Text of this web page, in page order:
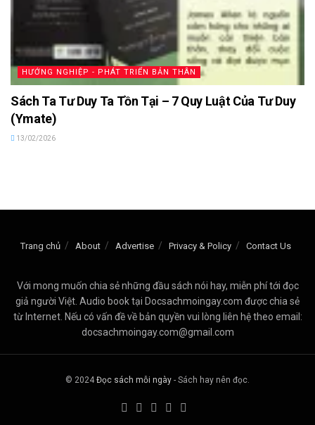
HƯỚNG NGHIỆP - PHÁT TRIỂN BẢN THÂN
Sách Ta Tư Duy Ta Tồn Tại – 7 Quy Luật Của Tư Duy
(Ymate)
13/02/2026
Trang chủ About Advertise Privacy & Policy Contact Us
Với mong muốn chia sẻ những đầu sách nói hay, miễn phí tới đọc
giả người Việt. Audio book tại Docsachmoingay.com được chia sẻ
từ Internet. Nếu có vấn đề về bản quyền vui lòng liên hệ theo email:
docsachmoingay.com@gmail.com
© 2024 Đọc sách mỗi ngày - Sách hay nên đọc.